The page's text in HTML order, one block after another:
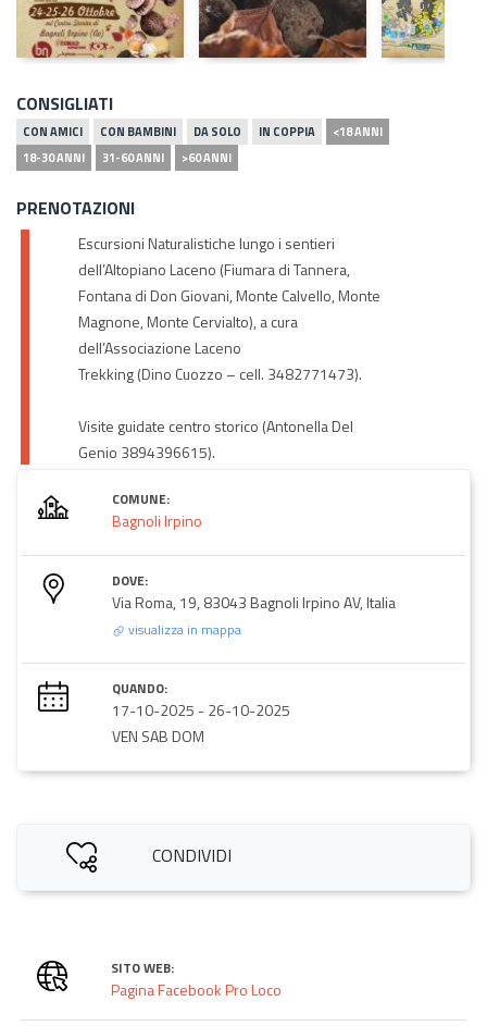
CONSIGLIATI
CON AMICI CON BAMBINI DA SOLO IN COPPIA
<18 ANNI
18-30 ANNI
31-60 ANNI >60 ANNI
PRENOTAZIONI
Escursioni Naturalistiche lungo i sentieri
dell’Altopiano Laceno (Fiumara di Tannera,
Fontana di Don Giovani, Monte Calvello, Monte
Magnone, Monte Cervialto), a cura
dell’Associazione Laceno
Trekking (Dino Cuozzo – cell. 3482771473).
Visite guidate centro storico (Antonella Del
Genio 3894396615).
COMUNE:
Bagnoli Irpino
DOVE:
Via Roma, 19, 83043 Bagnoli Irpino AV, Italia
visualizza in mappa
QUANDO:
17-10-2025 -26-10-2025
VEN SAB DOM
CONDIVIDI
SITO WEB:
Pagina Facebook Pro Loco